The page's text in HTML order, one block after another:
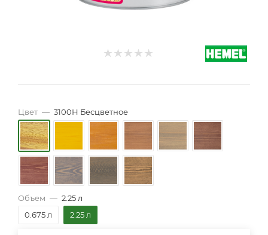
Цвет — 3100Н Бесцветное
Объем — 2.25 л
0.675 л
2.25 л